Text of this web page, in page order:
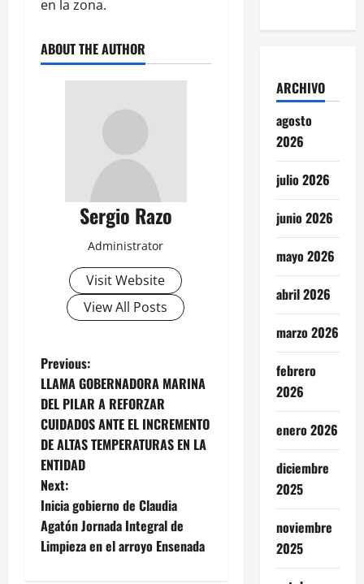
en la zona.
ABOUT THE AUTHOR
Sergio Razo
Administrator
Visit Website
View All Posts
P
o
s
t
n
a
Previous:
LLAMA GOBERNADORA MARINA
DEL PILAR A REFORZAR
CUIDADOS ANTE EL INCREMENTO
DE ALTAS TEMPERATURAS EN LA
ENTIDAD
Next:
Inicia gobierno de Claudia
Agatón Jornada Integral de
Limpieza en el arroyo Ensenada
ARCHIVO
agosto
2026
julio 2026
junio 2026
mayo 2026
abril 2026
marzo 2026
febrero
2026
enero 2026
diciembre
2025
noviembre
2025